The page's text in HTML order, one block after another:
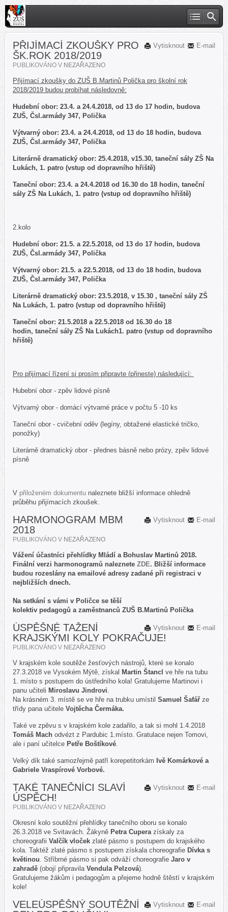
E-mail
Vytisknout
PŘIJÍMACÍ ZKOUŠKY PRO
ŠK.ROK 2018/2019
PUBLIKOVÁNO V NEZAŘAZENO
Přijímací zkoušky do ZUŠ B.Martinů Polička pro školní rok
2018/2019 budou probíhat následovně:
Hudební obor: 23.4. a 24.4.2018, od 13 do 17 hodin, budova
ZUŠ, Čsl.armády 347, Polička
Výtvarný obor: 23.4. a 24.4.2018, od 13 do 18 hodin, budova
ZUŠ, Čsl.armády 347, Polička
Literárně dramatický obor: 25.4.2018, v15.30, taneční sály ZŠ Na
Lukách, 1. patro (vstup od dopravního hřiště)
Taneční obor: 23.4. a 24.4.2018 od 16.30 do 18 hodin, taneční
sály ZŠ Na Lukách, 1. patro (vstup od dopravního hřiště)
2.kolo
Hudební obor: 21.5. a 22.5.2018, od 13 do 17 hodin, budova
ZUŠ, Čsl.armády 347, Polička
Výtvarný obor: 21.5. a 22.5.2018, od 13 do 18 hodin, budova
ZUŠ, Čsl.armády 347, Polička
Literárně dramatický obor: 23.5.2018, v 15.30 , taneční sály ZŠ
Na Lukách, 1. patro (vstup od dopravního hřiště)
Taneční obor: 21.5.2018 a 22.5.2018 od 16.30 do 18
hodin, taneční sály ZŠ Na Lukách1. patro (vstup od dopravního
hřiště)
Pro přijímací řízení si prosím připravte (přineste) následující:
Hubební obor - zpěv lidové písně
Výtvarný obor - domácí výtvarné práce v počtu 5 -10 ks
Taneční obor - cvičební oděv (legíny, obtažené elastické tričko,
ponožky)
Literárně dramatický obor - přednes básně nebo prózy, zpěv lidové
písně
V přiloženém dokumentu naleznete bližší informace ohledně
průběhu přijímacích zkoušek.
E-mail
Vytisknout
HARMONOGRAM MBM
2018
PUBLIKOVÁNO V NEZAŘAZENO
Vážení účastníci přehlídky Mládí a Bohuslav Martinů 2018.
Finální verzi harmonogramů naleznete ZDE. Bližší informace
budou rozeslány na emailové adresy zadané při registraci v
nejbližších dnech.
Na setkání s vámi v Poličce se těší
kolektiv pedagogů a zaměstnanců ZUŠ B.Martinů Polička
E-mail
Vytisknout
ÚSPĚŠNÉ TAŽENÍ
KRAJSKÝMI KOLY POKRAČUJE!
PUBLIKOVÁNO V NEZAŘAZENO
V krajském kole soutěže žesťových nástrojů, které se konalo
27.3.2018 ve Vysokém Mýtě, získal Martin Štancl ve hře na tubu
1. místo s postupem do ústředního kola! Gratulujeme Martinovi i
panu učiteli Miroslavu Jindrovi.
Na krásném 3. místě se ve hře na trubku umístil Samuel Šafář ze
třídy pana učitele Vojtěcha Čermáka.
Také ve zpěvu s v krajském kole zadařilo, a tak si mohl 1.4.2018
Tomáš Mach odvézt z Pardubic 1.místo. Gratulace nejen Tomovi,
ale i paní učitelce Petře Boštíkové.
Velký dík také samozřejmě patří korepetitorkám Ivě Komárkové a
Gabriele Vraspírové Vorbové.
E-mail
Vytisknout
TAKÉ TANEČNÍCI SLAVÍ
ÚSPĚCH!
PUBLIKOVÁNO V NEZAŘAZENO
Okresní kolo soutěžní přehlídky tanečního oboru se konalo
26.3.2018 ve Svitavách. Žákyně Petra Cuperazískaly za
choreografii Valčík vloček zlaté pásmo s postupem do krajského
kola. Taktéž zlaté pásmo s postupem získala choreografie Dívka s
květinou. Stříbrné pásmo si pak odváží choreografie Jaro v
zahradě (obojí připravila Vendula Pelzová).
Gratulujeme žákům i pedagogům a přejeme hodně štěstí v krajském
kole!
E-mail
Vytisknout
VELEÚSPĚŠNÝ SOUTĚŽNÍ